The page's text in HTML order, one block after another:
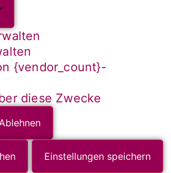
{vendor_count}-
diese Zwecke
Einstellungen speichern